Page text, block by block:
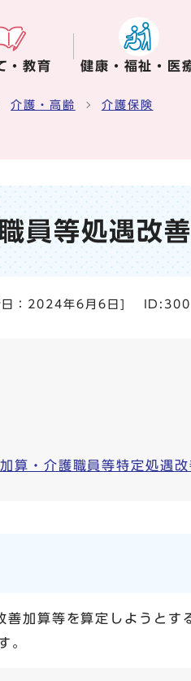
・教育 健康・福祉・医
介護・高齢 介護保険
員等処遇改
： 2024年6月6日 ID:300
算・介護職員等特定処遇
加算等を算定しようと
。